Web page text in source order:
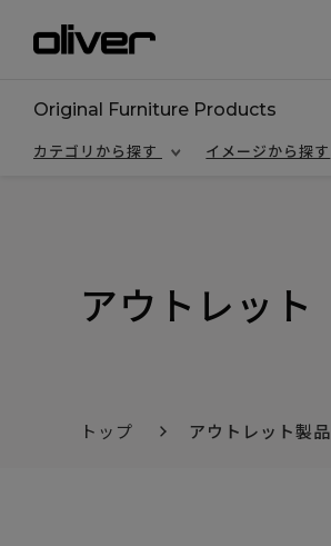
Original Furniture Products
カテゴリから探す
イメージから探す
アウトレット
トップ アウトレット製品